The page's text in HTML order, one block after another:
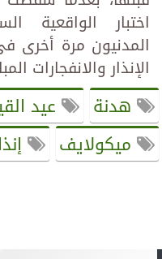
اختبار الواقعية
المدنيون مرة أخرى
الإنذار والانفجارات
هدنة عيد
ميكولايف